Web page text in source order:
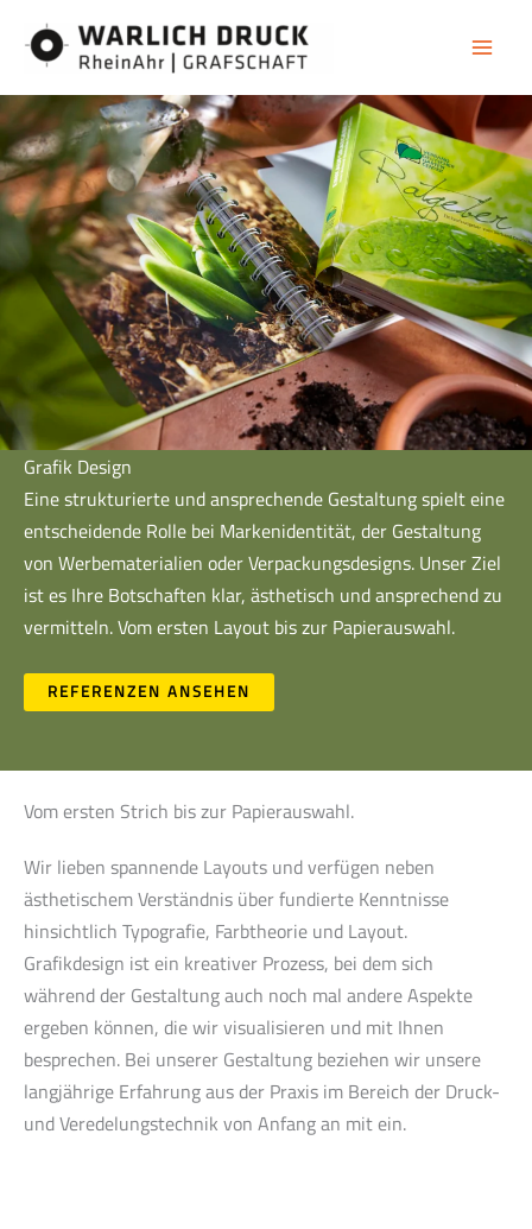
Inhalt
Grafik Design
Eine strukturierte und ansprechende Gestaltung spielt eine
entscheidende Rolle bei Markenidentität, der Gestaltung
von Werbematerialien oder Verpackungsdesigns. Unser Ziel
ist es Ihre Botschaften klar, ästhetisch und ansprechend zu
vermitteln. Vom ersten Layout bis zur Papierauswahl.
REFERENZEN ANSEHEN
Vom ersten Strich bis zur Papierauswahl.
Wir lieben spannende Layouts und verfügen neben
ästhetischem Verständnis über fundierte Kenntnisse
hinsichtlich Typografie, Farbtheorie und Layout.
Grafikdesign ist ein kreativer Prozess, bei dem sich
während der Gestaltung auch noch mal andere Aspekte
ergeben können, die wir visualisieren und mit Ihnen
besprechen. Bei unserer Gestaltung beziehen wir unsere
langjährige Erfahrung aus der Praxis im Bereich der Druck-
und Veredelungstechnik von Anfang an mit ein.